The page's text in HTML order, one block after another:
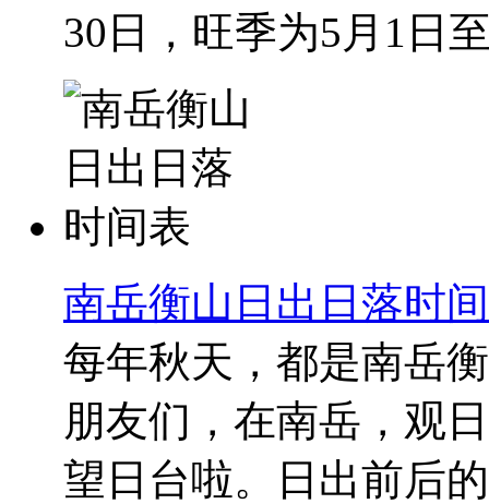
30日，旺季为5月1日
南岳衡山日出日落时
每年秋天，都是南岳
朋友们，在南岳，观
望日台啦。日出前后